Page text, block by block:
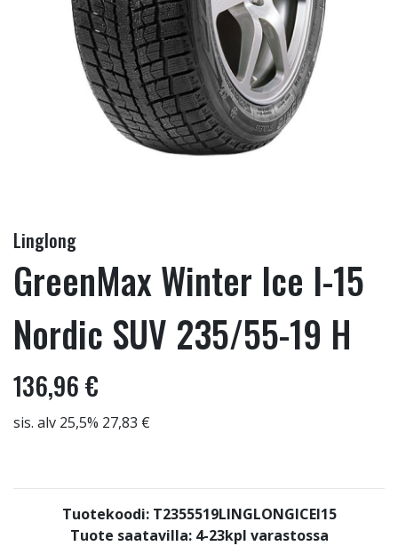
Linglong
GreenMax Winter Ice I-15
Nordic SUV 235/55-19 H
136,96 €
sis. alv 25,5% 27,83 €
Tuotekoodi: T2355519LINGLONGICEI15
Tuote saatavilla: 4-23kpl varastossa